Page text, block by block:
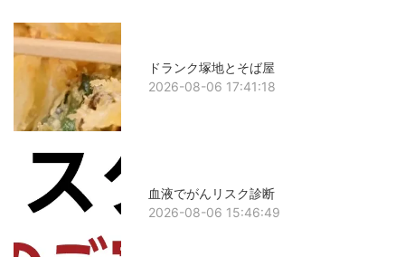
ドランク塚地とそば屋
2026-08-06 17:41:18
血液でがんリスク診断
2026-08-06 15:46:49